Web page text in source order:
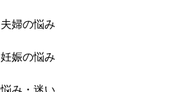
夫婦の悩み
妊娠の悩み